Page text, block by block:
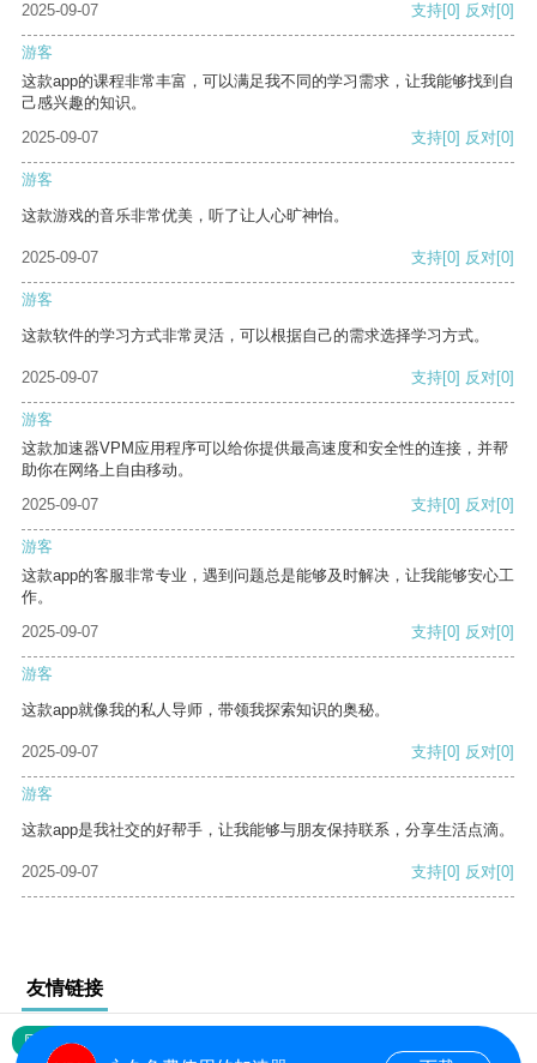
2025-09-07
支持[0] 反对[0]
游客
这款app的课程非常丰富，可以满足我不同的学习需求，让我能够找到自
己感兴趣的知识。
2025-09-07
支持[0] 反对[0]
游客
这款游戏的音乐非常优美，听了让人心旷神怡。
2025-09-07 支持[0] 反对[0]
游客
这款软件的学习方式非常灵活，可以根据自己的需求选择学习方式。
2025-09-07 支持[0] 反对[0]
游客
这款加速器VPM应用程序可以给你提供最高速度和安全性的连接，并帮
助你在网络上自由移动。
2025-09-07
支持[0] 反对[0]
游客
这款app的客服非常专业，遇到问题总是能够及时解决，让我能够安心工
作。
2025-09-07
支持[0] 反对[0]
游客
这款app就像我的私人导师，带领我探索知识的奥秘。
2025-09-07 支持[0] 反对[0]
游客
这款app是我社交的好帮手，让我能够与朋友保持联系，分享生活点滴。
2025-09-07 支持[0] 反对[0]
友情链接
网站地图